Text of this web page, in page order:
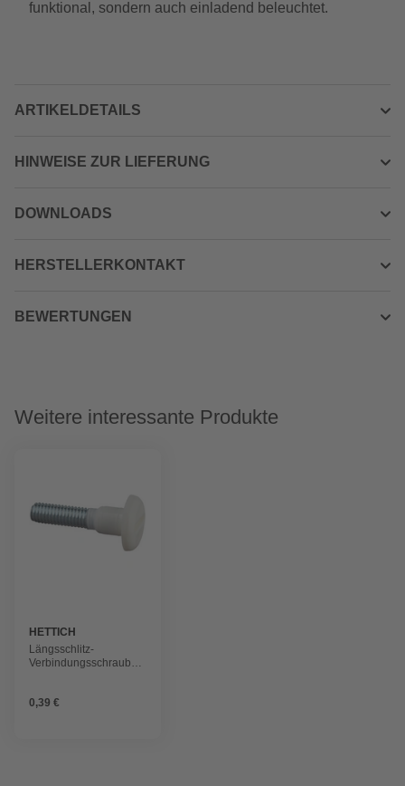
funktional, sondern auch einladend beleuchtet.
ARTIKELDETAILS
HINWEISE ZUR LIEFERUNG
DOWNLOADS
HERSTELLERKONTAKT
BEWERTUNGEN
Weitere interessante Produkte
HETTICH
Längsschlitz-
Verbindungsschraube,
0,39 €